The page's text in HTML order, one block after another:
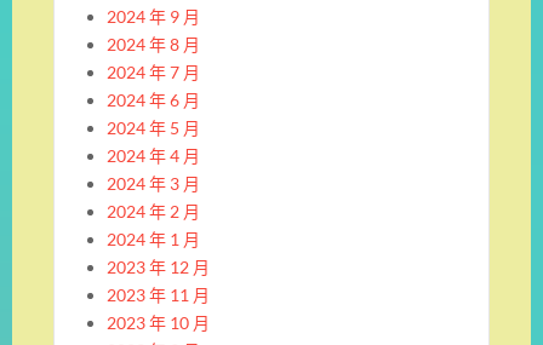
2024 年 9 月
2024 年 8 月
2024 年 7 月
2024 年 6 月
2024 年 5 月
2024 年 4 月
2024 年 3 月
2024 年 2 月
2024 年 1 月
2023 年 12 月
2023 年 11 月
2023 年 10 月